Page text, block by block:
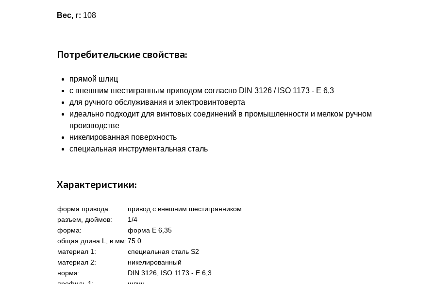
Вес, г: 108
Потребительские свойства:
прямой шлиц
с внешним шестигранным приводом согласно DIN 3126 / ISO 1173 - E 6,3
для ручного обслуживания и электровинтоверта
идеально подходит для винтовых соединений в промышленности и мелком ручном
производстве
никелированная поверхность
специальная инструментальная сталь
Характеристики:
форма привода:
привод с внешним шестигранником
разъем, дюймов:
1/4
форма:
форма Е 6,35
общая длина L, в мм:75.0
материал 1:
специальная сталь S2
материал 2:
никелированный
норма:
DIN 3126, ISO 1173 - E 6,3